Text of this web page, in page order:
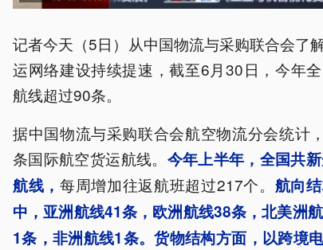
记者今天（5日）从中国物流与采购联合会了
运网络建设持续提速，截至6月30日，今年
航线超过90条。
据中国物流与采购联合会航空物流分会统计
条国际航空货运航线。 今年上半年，全国共
航线， 每周增加往返航班超过217个。 航向
中，亚洲航线41条，欧洲航线38条，北美洲
1条，非洲航线1条。货物结构方面，以跨境